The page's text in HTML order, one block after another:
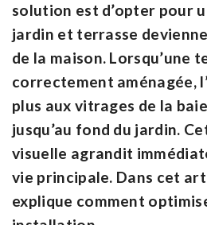
solution est d’opter pour
jardin et terrasse
de la maison. Lorsqu’une
correctement aménagée,
plus aux vitrages de la
jusqu’au fond du jardin.
visuelle agrandit
vie principale. Dans cet
explique comment